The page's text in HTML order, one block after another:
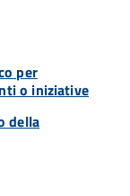
per
o iniziative
della